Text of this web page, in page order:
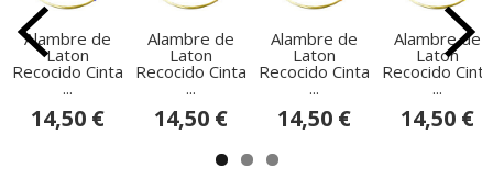
Alambre de
Laton
Recocido Cinta
...
14,50 €
Alambre de
Laton
Recocido Cinta
...
14,50 €
Alambre de
Laton
Recocido Cinta
...
14,50 €
Alambre de
Laton
Recocido Cinta
...
14,50 €